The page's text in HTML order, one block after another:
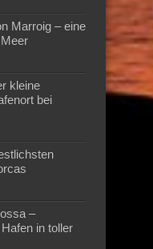
Marroig – eine
kleine
bei
–
in toller